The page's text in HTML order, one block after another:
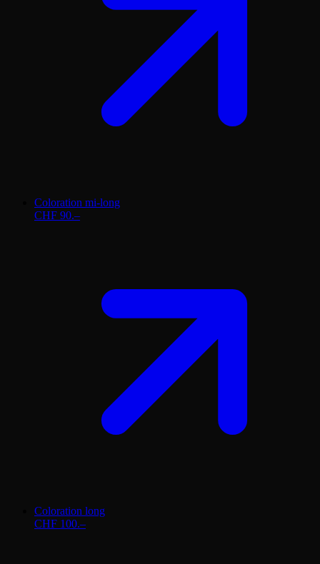
Coloration mi-long
CHF 90.–
Coloration long
CHF 100.–